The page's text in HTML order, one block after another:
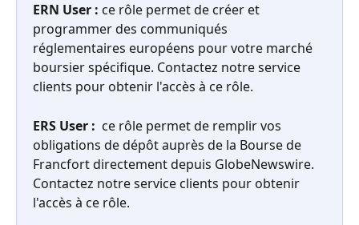
ERN User : ce rôle permet de créer et
programmer des communiqués
réglementaires européens pour votre marché
boursier spécifique. Contactez notre service
clients pour obtenir l'accès à ce rôle.
ERS User : ce rôle permet de remplir vos
obligations de dépôt auprès de la Bourse de
Francfort directement depuis GlobeNewswire.
Contactez notre service clients pour obtenir
l'accès à ce rôle.